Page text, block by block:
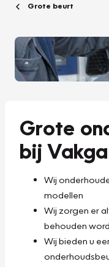
Grote beurt
Grote
bij
Wij
modellen
Wij zorgen er
behouden
Wij bieden u